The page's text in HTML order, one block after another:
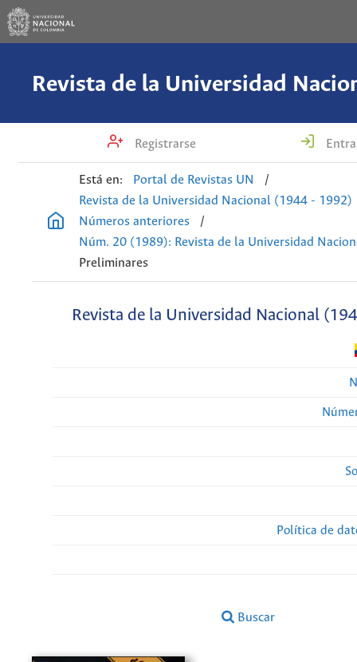
Registrarse
Está en: Portal de Revistas UN
/
Revista de la Universidad Nacional (1944 - 1992)
Números anteriores
/
Núm. 20 (1989): Revista de la Universidad
Preliminares
Revista de la Universidad Nacional
Política de
Buscar